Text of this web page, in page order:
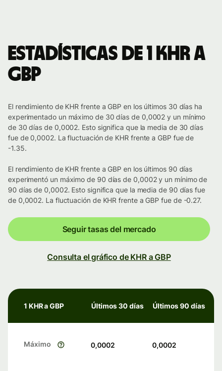
Estadísticas de 1 KHR a
GBP
El rendimiento de KHR frente a GBP en los últimos 30 días ha
experimentado un máximo de 30 días de 0,0002 y un mínimo
de 30 días de 0,0002. Esto significa que la media de 30 días
fue de 0,0002. La fluctuación de KHR frente a GBP fue de
-1.35.
El rendimiento de KHR frente a GBP en los últimos 90 días
experimentó un máximo de 90 días de 0,0002 y un mínimo de
90 días de 0,0002. Esto significa que la media de 90 días fue
de 0,0002. La fluctuación de KHR frente a GBP fue de -0.27.
Seguir tasas del mercado
Consulta el gráfico de KHR a GBP
1 KHR a GBP Últimos 30 días Últimos 90 días
Máximo 0,0002 0,0002